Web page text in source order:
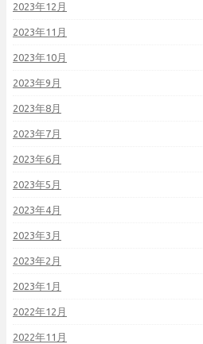
2023年12月
2023年11月
2023年10月
2023年9月
2023年8月
2023年7月
2023年6月
2023年5月
2023年4月
2023年3月
2023年2月
2023年1月
2022年12月
2022年11月